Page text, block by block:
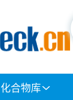
化合物库